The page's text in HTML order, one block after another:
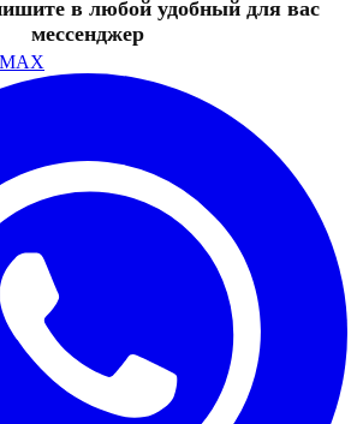
в любой удобный для вас
мессенджер
MAX